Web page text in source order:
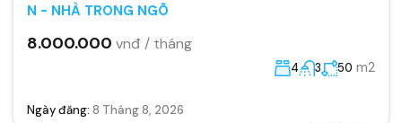
N - NHÀ TRONG NGÕ
8.000.000 vnđ / tháng
4 3 50 m2
Ngày đăng: 8 Tháng 8, 2026